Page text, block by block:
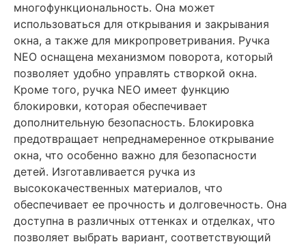
многофункциональность. Она может
использоваться для открывания и закрывания
окна, а также для микропроветривания. Ручка
NEO оснащена механизмом поворота, который
позволяет удобно управлять створкой окна.
Кроме того, ручка NEO имеет функцию
блокировки, которая обеспечивает
дополнительную безопасность. Блокировка
предотвращает непреднамеренное открывание
окна, что особенно важно для безопасности
детей. Изготавливается ручка из
высококачественных материалов, что
обеспечивает ее прочность и долговечность. Она
доступна в различных оттенках и отделках, что
позволяет выбрать вариант, соответствующий